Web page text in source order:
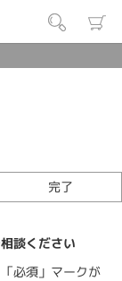
完了
談ください
必須」マークが